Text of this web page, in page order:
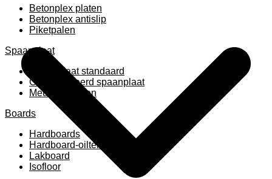
Betonplex platen
Betonplex antislip
Piketpalen
Spaanplaat
Spaanplaat standaard
Geplastificeerd spaanplaat
Meubelpanelen
Boards
Hardboards
Hardboard-oiltemperated
Lakboard
Isofloor